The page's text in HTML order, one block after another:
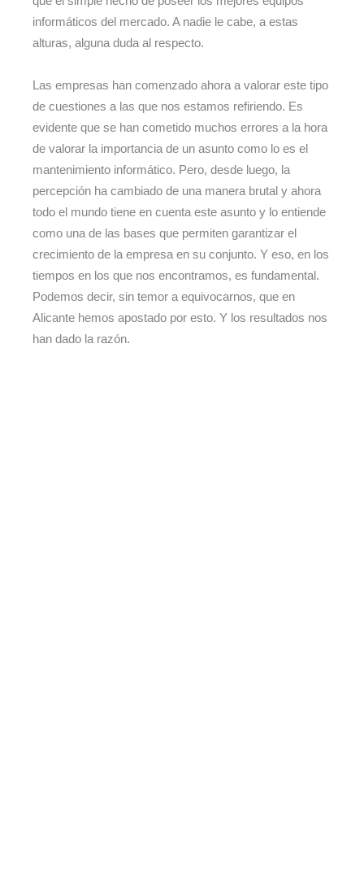
informáticos del mercado. A nadie le cabe, a estas
alturas, alguna duda al respecto.
Las empresas han comenzado ahora a valorar este tipo
de cuestiones a las que nos estamos refiriendo. Es
evidente que se han cometido muchos errores a la hora
de valorar la importancia de un asunto como lo es el
mantenimiento informático. Pero, desde luego, la
percepción ha cambiado de una manera brutal y ahora
todo el mundo tiene en cuenta este asunto y lo entiende
como una de las bases que permiten garantizar el
crecimiento de la empresa en su conjunto. Y eso, en los
tiempos en los que nos encontramos, es fundamental.
Podemos decir, sin temor a equivocarnos, que en
Alicante hemos apostado por esto. Y los resultados nos
han dado la razón.